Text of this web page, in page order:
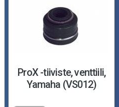
ProX -tiiviste, venttiili,
Yamaha (VS012)